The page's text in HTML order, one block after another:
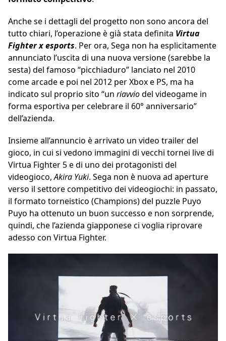
Anche se i dettagli del progetto non sono ancora del
tutto chiari, l’operazione è già stata definita Virtua
Fighter x esports. Per ora, Sega non ha esplicitamente
annunciato l’uscita di una nuova versione (sarebbe la
sesta) del famoso “picchiaduro” lanciato nel 2010
come arcade e poi nel 2012 per Xbox e PS, ma ha
indicato sul proprio sito “un riavviodel videogame in
forma esportiva per celebrare il 60° anniversario”
dell’azienda.
Insieme all’annuncio è arrivato un video trailer del
gioco, in cui si vedono immagini di vecchi tornei live di
Virtua Fighter 5 e di uno dei protagonisti del
videogioco,Akira Yuki. Sega non è nuova ad aperture
verso il settore competitivo dei videogiochi: in passato,
il formato torneistico (Champions) del puzzle Puyo
Puyo ha ottenuto un buon successo e non sorprende,
quindi, che l’azienda giapponese ci voglia riprovare
adesso con Virtua Fighter.